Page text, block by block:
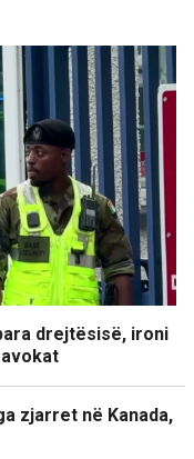
drejtësisë, ironi
zjarret në Kanada,